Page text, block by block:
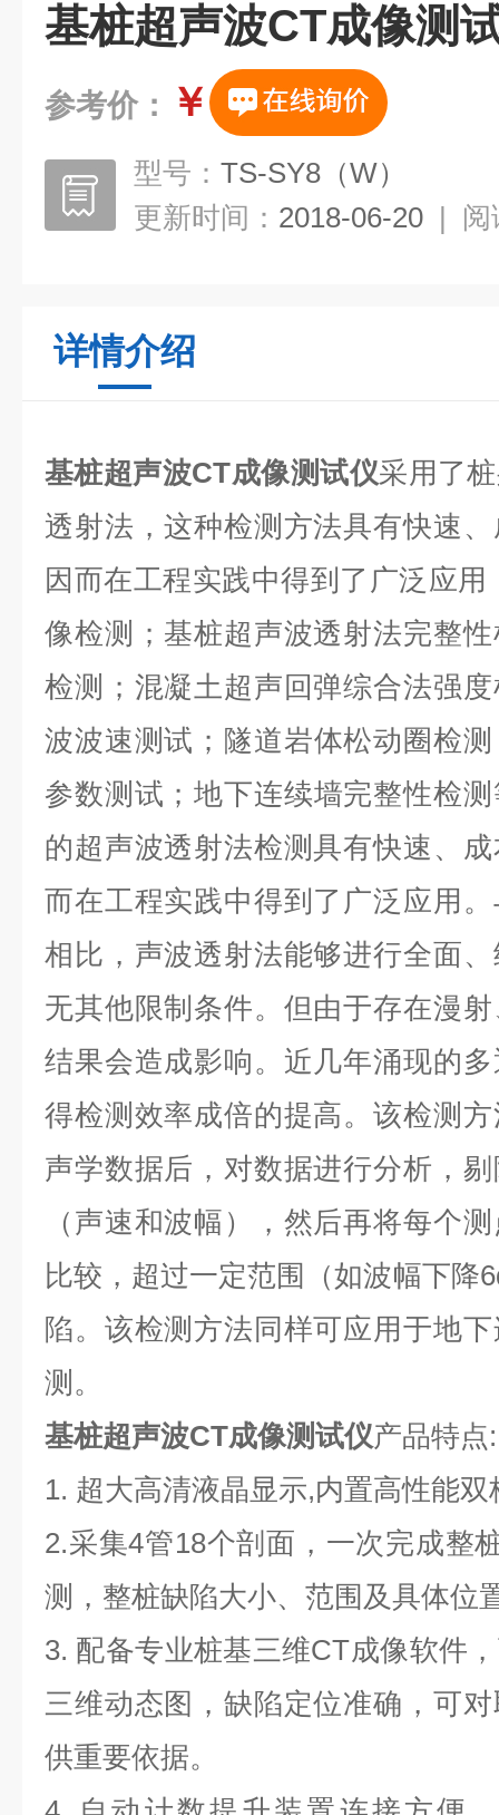
基桩超声波CT成像测
参考价： ￥
型号： TS-SY8（W）
更新时间： 2018-06-20 | 阅
详情介绍
基桩超声波CT成像测试仪采用了
透射法，这种检测方法具有快速
因而在工程实践中得到了广泛应
像检测；基桩超声波透射法完整
检测；混凝土超声回弹综合法强
波波速测试； 隧道岩体松动圈检测
参数测试； 地下连续墙完整性检
的超声波透射法检测具有快速、
而在工程实践中得到了广泛应用
相比，声波透射法能够进行全面
无其他限制条件。但由于存在漫
结果会造成影响。近几年涌现的
得检测效率成倍的提高。该检测
声学数据后，对数据进行分析，
（声速和波幅），然后再将每个
比较，超过一定范围（如波幅下降
陷。该检测方法同样可应用于地
测。
基桩超声波CT成像测试仪产品特点:
1. 超大高清液晶显示,内置高性能双
2.采集4管18个剖面，一次完成整
测，整桩缺陷大小、范围及具体位
3. 配备专业桩基三维CT成像软件
三维动态图，缺陷定位准确，可
供重要依据。